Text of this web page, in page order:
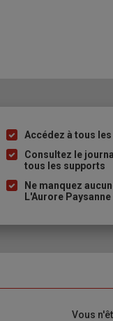
Liste
à
puce
Accédez à tous
Consultez le
tous les supports
Ne manquez
L'Aurore Paysanne
Vous